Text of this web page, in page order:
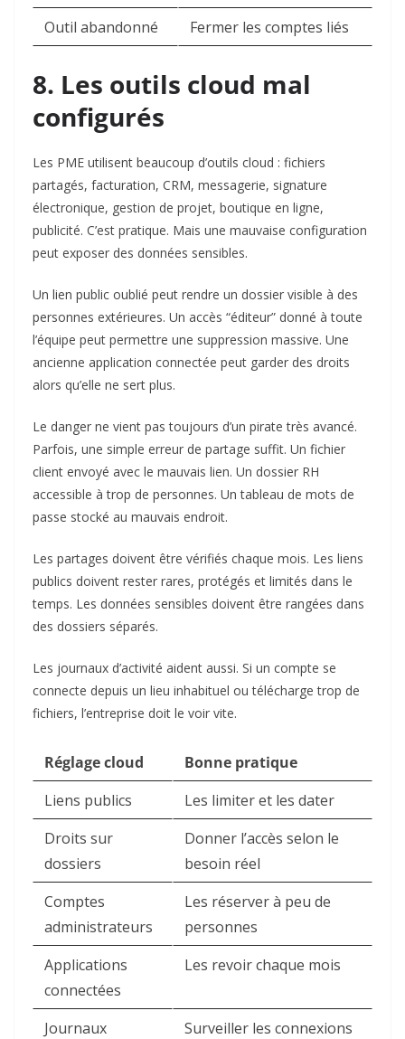
Outil abandonné
Fermer les comptes liés
8. Les outils cloud mal
configurés
Les PME utilisent beaucoup d’outils cloud : fichiers
partagés, facturation, CRM, messagerie, signature
électronique, gestion de projet, boutique en ligne,
publicité. C’est pratique. Mais une mauvaise configuration
peut exposer des données sensibles.
Un lien public oublié peut rendre un dossier visible à des
personnes extérieures. Un accès “éditeur” donné à toute
l’équipe peut permettre une suppression massive. Une
ancienne application connectée peut garder des droits
alors qu’elle ne sert plus.
Le danger ne vient pas toujours d’un pirate très avancé.
Parfois, une simple erreur de partage suffit. Un fichier
client envoyé avec le mauvais lien. Un dossier RH
accessible à trop de personnes. Un tableau de mots de
passe stocké au mauvais endroit.
Les partages doivent être vérifiés chaque mois. Les liens
publics doivent rester rares, protégés et limités dans le
temps. Les données sensibles doivent être rangées dans
des dossiers séparés.
Les journaux d’activité aident aussi. Si un compte se
connecte depuis un lieu inhabituel ou télécharge trop de
fichiers, l’entreprise doit le voir vite.
Réglage cloud
Bonne pratique
Liens publics
Les limiter et les dater
Droits sur
dossiers
Donner l’accès selon le
besoin réel
Comptes
administrateurs
Les réserver à peu de
personnes
Applications
connectées
Les revoir chaque mois
Journaux
Surveiller les connexions